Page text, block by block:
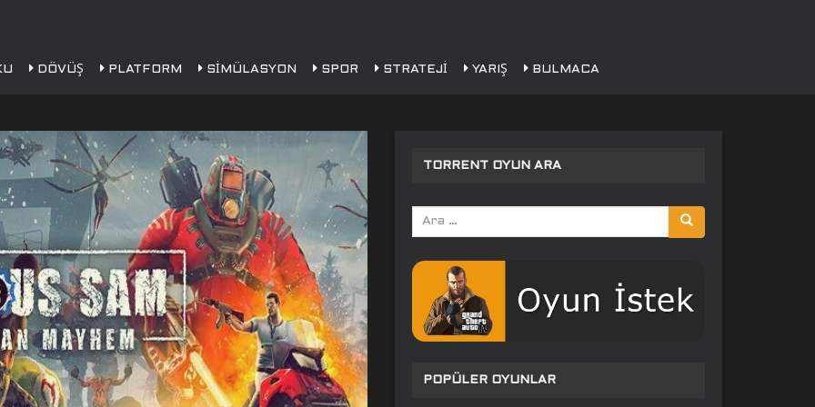
DÖVÜŞ PLATFORM SIMÜLASYON SPOR STRATEJI YARIŞ BULMACA
TORRENT OYUN ARA
Arama
yap:
POPÜLER OYUNLAR